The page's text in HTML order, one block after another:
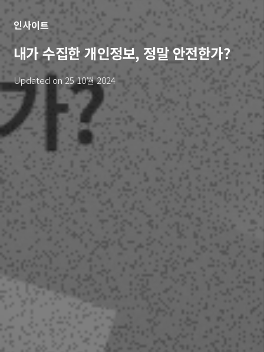
인사이트
내가 수집한 개인정보, 정말 안전한가?
Updated on 25 10월 2024